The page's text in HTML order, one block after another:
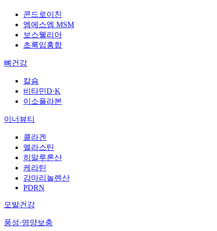
콘드로이친
엠에스엠 MSM
보스웰리아
초록입홍합
뼈건강
칼슘
비타민D·K
이소플라본
이너뷰티
콜라겐
엘라스틴
히알루론산
케라틴
감마리놀렌산
PDRN
모발건강
풍성·영양보충